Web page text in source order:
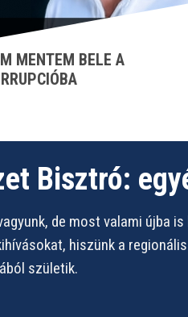
MENTEM BELE A
Bisztró:
de most valami újba
hiszünk a
születik.